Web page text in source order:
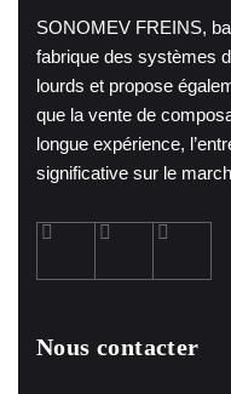
SONOMEV FREINS,
fabrique des systèmes
lourds et propose
que la vente de
longue expérience,
significative sur le
Nous contacter